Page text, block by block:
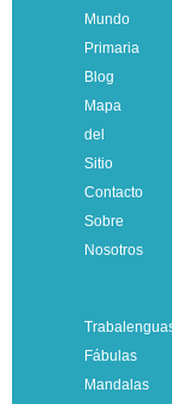
Mundo
Primaria
Blog
Mapa
del
Sitio
Contacto
Sobre
Nosotros
Fábulas
Mandalas